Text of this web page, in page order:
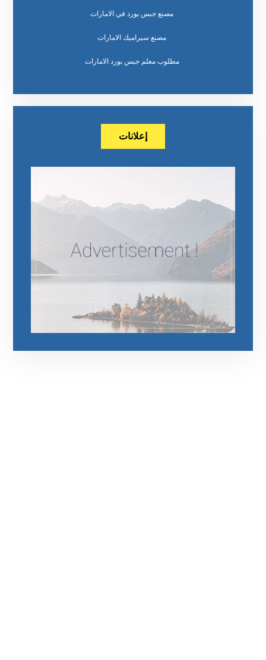
مصنع جبس بورد في الامارات
مصنع سيراميك الامارات
مطلوب معلم جبس بورد الامارات
إعلانات